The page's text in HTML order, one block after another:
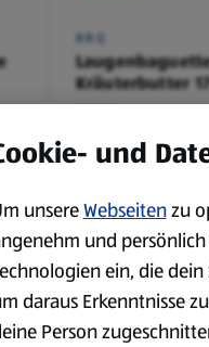
BBQ
Kräuterbutter
Spare 38 %
und
unsereWebseitenzu
und
ein, die
daraus Erkenntnisse
Person